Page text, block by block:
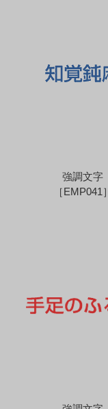
強調文字
［EMP041］